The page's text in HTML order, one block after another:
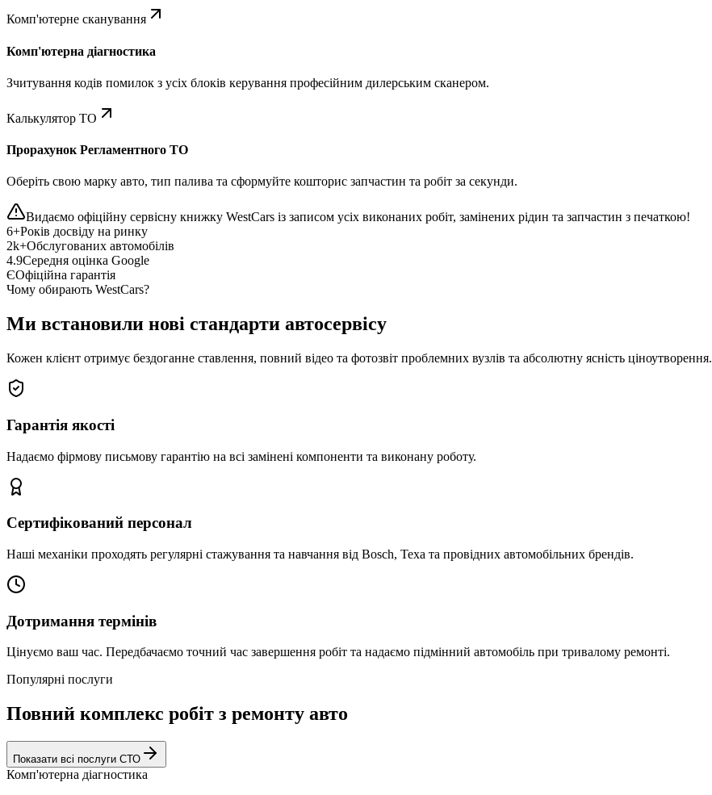
Комп'ютерне сканування
Комп'ютерна діагностика
Зчитування кодів помилок з усіх блоків керування професійним дилерським сканером.
Калькулятор ТО
Прорахунок Регламентного ТО
Оберіть свою марку авто, тип палива та сформуйте кошторис запчастин та робіт за секунди.
Видаємо офіційну сервісну книжку WestCars із записом усіх виконаних робіт, замінених рідин та запчастин з печаткою!
6+Років досвіду на ринку
2k+Обслугованих автомобілів
4.9Середня оцінка Google
ЄОфіційна гарантія
Чому обирають WestCars?
Ми встановили нові стандарти автосервісу
Кожен клієнт отримує бездоганне ставлення, повний відео та фотозвіт проблемних вузлів та абсолютну ясність ціноутворення.
Гарантія якості
Надаємо фірмову письмову гарантію на всі замінені компоненти та виконану роботу.
Сертифікований персонал
Наші механіки проходять регулярні стажування та навчання від Bosch, Texa та провідних автомобільних брендів.
Дотримання термінів
Цінуємо ваш час. Передбачаємо точний час завершення робіт та надаємо підмінний автомобіль при тривалому ремонті.
Популярні послуги
Повний комплекс робіт з ремонту авто
Показати всі послуги СТО
Комп'ютерна діагностика